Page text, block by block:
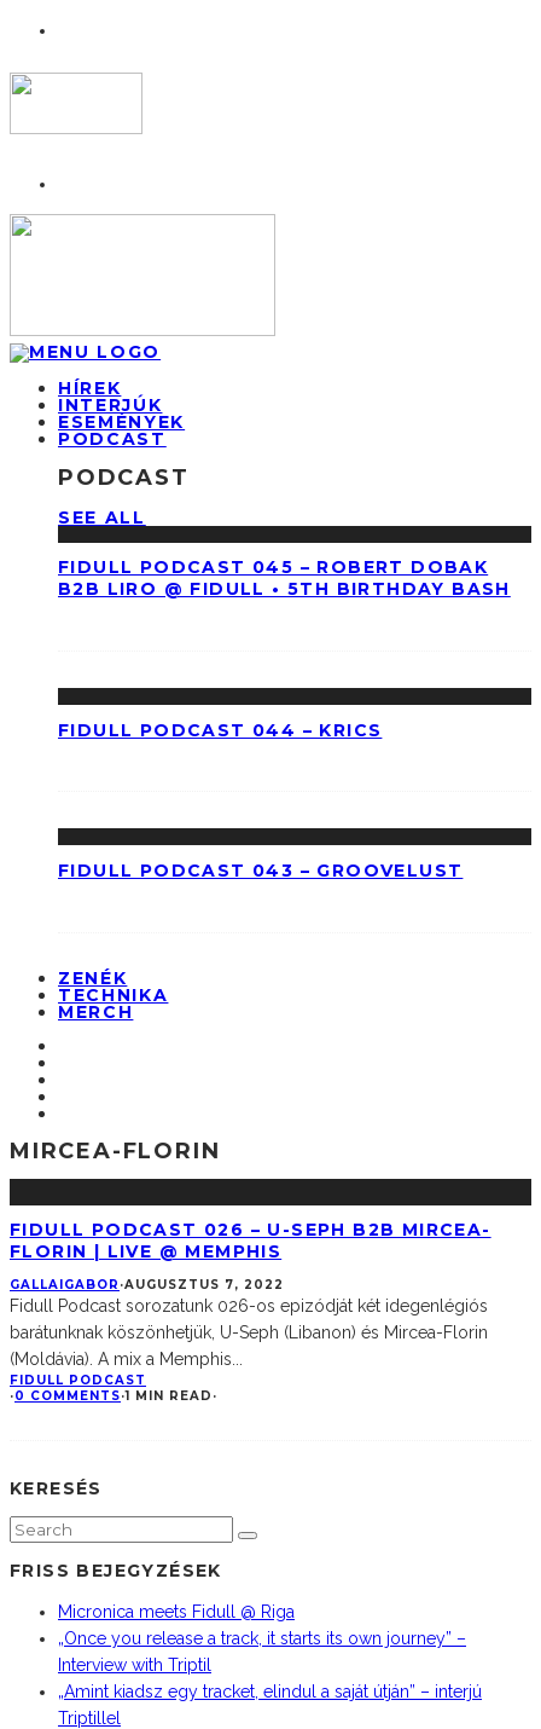
HÍREK
INTERJÚK
ESEMÉNYEK
PODCAST
PODCAST
SEE ALL
FIDULL PODCAST 045 – ROBERT DOBAK
B2B LIRO @ FIDULL • 5TH BIRTHDAY BASH
FIDULL PODCAST 044 – KRICS
FIDULL PODCAST 043 – GROOVELUST
ZENÉK
TECHNIKA
MERCH
MIRCEA-FLORIN
FIDULL PODCAST 026 – U-SEPH B2B MIRCEA-
FLORIN | LIVE @ MEMPHIS
GALLAIGABOR ·AUGUSZTUS 7, 2022
Fidull Podcast sorozatunk 026-os epizódját két idegenlégiós
barátunknak köszönhetjük, U-Seph (Libanon) és Mircea-Florin
(Moldávia). A mix a Memphis
FIDULL PODCAST
·0 COMMENTS·1 MIN READ ·
KERESÉS
FRISS BEJEGYZÉSEK
Micronica meets Fidull @ Riga
„Once you release a track, it starts its own journey” –
Interview with Triptil
„Amint kiadsz egy tracket, elindul a saját útján” – interjú
Triptillel